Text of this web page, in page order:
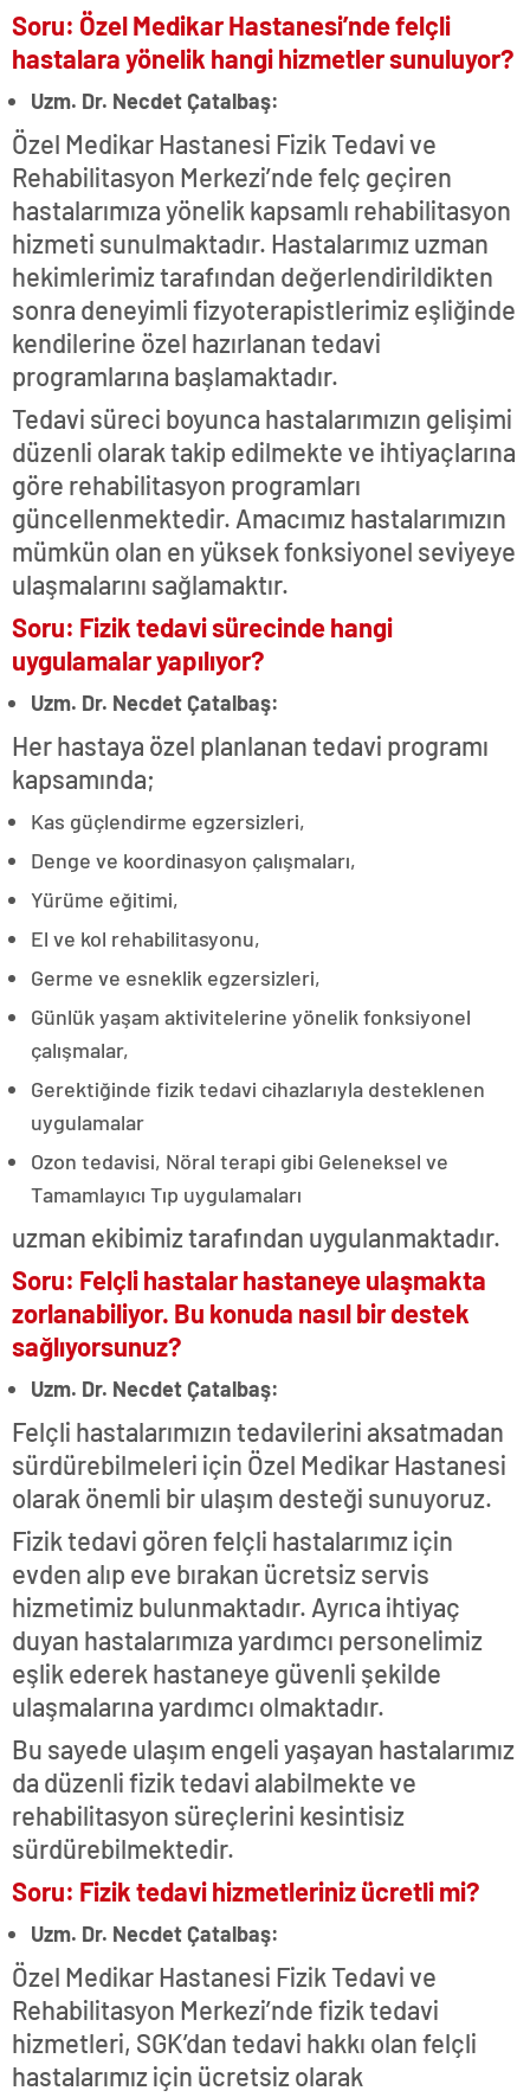
Soru: Özel Medikar Hastanesi’nde felçli
hastalara yönelik hangi hizmetler sunuluyor?
Uzm. Dr. Necdet Çatalbaş:
Özel Medikar Hastanesi Fizik Tedavi ve
Rehabilitasyon Merkezi’nde felç geçiren
hastalarımıza yönelik kapsamlı rehabilitasyon
hizmeti sunulmaktadır. Hastalarımız uzman
hekimlerimiz tarafından değerlendirildikten
sonra deneyimli fizyoterapistlerimiz eşliğinde
kendilerine özel hazırlanan tedavi
programlarına başlamaktadır.
Tedavi süreci boyunca hastalarımızın gelişimi
düzenli olarak takip edilmekte ve ihtiyaçlarına
göre rehabilitasyon programları
güncellenmektedir. Amacımız hastalarımızın
mümkün olan en yüksek fonksiyonel seviyeye
ulaşmalarını sağlamaktır.
Soru: Fizik tedavi sürecinde hangi
uygulamalar yapılıyor?
Uzm. Dr. Necdet Çatalbaş:
Her hastaya özel planlanan tedavi programı
kapsamında;
Kas güçlendirme egzersizleri,
Denge ve koordinasyon çalışmaları,
Yürüme eğitimi,
El ve kol rehabilitasyonu,
Germe ve esneklik egzersizleri,
Günlük yaşam aktivitelerine yönelik fonksiyonel
çalışmalar,
Gerektiğinde fizik tedavi cihazlarıyla desteklenen
uygulamalar
Ozon tedavisi, Nöral terapi gibi Geleneksel ve
Tamamlayıcı Tıp uygulamaları
uzman ekibimiz tarafından uygulanmaktadır.
Soru: Felçli hastalar hastaneye ulaşmakta
zorlanabiliyor. Bu konuda nasıl bir destek
sağlıyorsunuz?
Uzm. Dr. Necdet Çatalbaş:
Felçli hastalarımızın tedavilerini aksatmadan
sürdürebilmeleri için Özel Medikar Hastanesi
olarak önemli bir ulaşım desteği sunuyoruz.
Fizik tedavi gören felçli hastalarımız için
evden alıp eve bırakan ücretsiz servis
hizmetimiz bulunmaktadır. Ayrıca ihtiyaç
duyan hastalarımıza yardımcı personelimiz
eşlik ederek hastaneye güvenli şekilde
ulaşmalarına yardımcı olmaktadır.
Bu sayede ulaşım engeli yaşayan hastalarımız
da düzenli fizik tedavi alabilmekte ve
rehabilitasyon süreçlerini kesintisiz
sürdürebilmektedir.
Soru: Fizik tedavi hizmetleriniz ücretli mi?
Uzm. Dr. Necdet Çatalbaş:
Özel Medikar Hastanesi Fizik Tedavi ve
Rehabilitasyon Merkezi’nde fizik tedavi
hizmetleri, SGK’dan tedavi hakkı olan felçli
hastalarımız için ücretsiz olarak